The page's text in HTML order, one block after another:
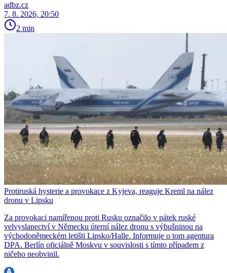
adbz.cz
7. 8. 2026, 20:50
2 min
Protiruská hysterie a provokace z Kyjeva, reaguje Kreml na nález
dronu v Lipsku
Za provokaci namířenou proti Rusku označilo v pátek ruské
velvyslanectví v Německu úterní nález dronu s výbušninou na
východoněmeckém letišti Lipsko/Halle. Informuje o tom agentura
DPA. Berlín oficiálně Moskvu v souvislosti s tímto případem z
ničeho neobvinil.